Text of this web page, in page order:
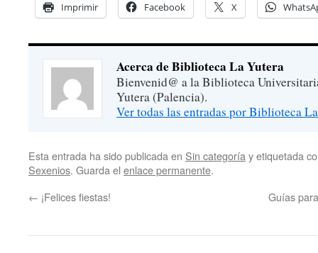
Imprimir Facebook X
Acerca de Biblioteca La Yutera
Bienvenid@ a la Biblioteca
Yutera (Palencia).
Ver todas las entradas por Biblioteca
Esta entrada ha sido publicada en Sin categoría y etiquetada
Sexenios. Guarda el enlace permanente.
← ¡Felices fiestas! Guías